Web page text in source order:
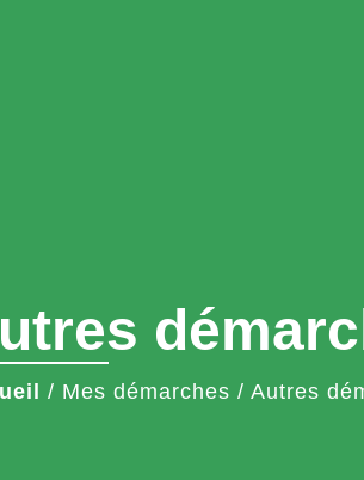
/ Mes démarches / Autres